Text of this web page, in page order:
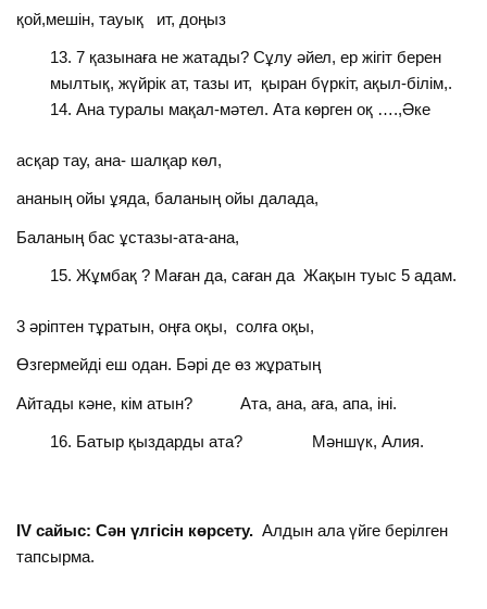
қой,мешін, тауық ит, доңыз
7 қазынаға не жатады? Сұлу әйел, ер жігіт берен
мылтық, жүйрік ат, тазы ит, қыран бүркіт, ақыл-білім,.
Ана туралы мақал-мәтел. Ата көрген оқ ….,Әке
асқар тау, ана- шалқар көл,
ананың ойы ұяда, баланың ойы далада,
Баланың бас ұстазы-ата-ана,
Жұмбақ ? Маған да, саған да Жақын туыс 5 адам.
3 әріптен тұратын, оңға оқы, солға оқы,
Өзгермейді еш одан. Бәрі де өз жұратың
Айтады кәне, кім атын? Ата, ана, аға, апа, іні.
Батыр қыздарды ата? Мәншүк, Алия.
IV сайыс: Сән үлгісін көрсету. Алдын ала үйге берілген
тапсырма.